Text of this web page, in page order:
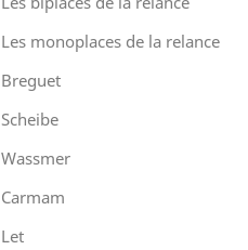
Les monoplaces de la relance
Breguet
Scheibe
Wassmer
Carmam
Let